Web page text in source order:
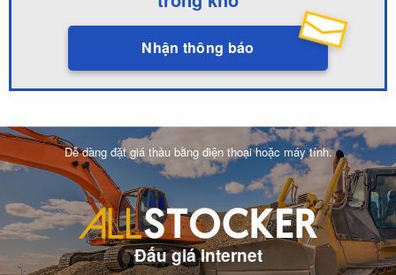
Nhận thông báo
Dễ dàng đặt giá thầu bằng điện thoại hoặc máy tính.
Đấu giá internet